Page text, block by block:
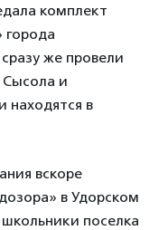
комплект
города
же провели
Сысола и
находятся в
вскоре
в Удорском
поселка